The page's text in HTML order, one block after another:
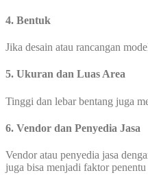
4. Bentuk
Jika desain atau rancangan
5. Ukuran dan Luas Area
Tinggi dan lebar bentang juga
6. Vendor dan Penyedia Jasa
Vendor atau penyedia jasa
juga bisa menjadi faktor penentu